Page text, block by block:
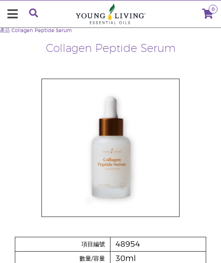
0
Collagen Peptide Serum
產品 Collagen Peptide Serum
項目編號 48954
數量/容量 30ml